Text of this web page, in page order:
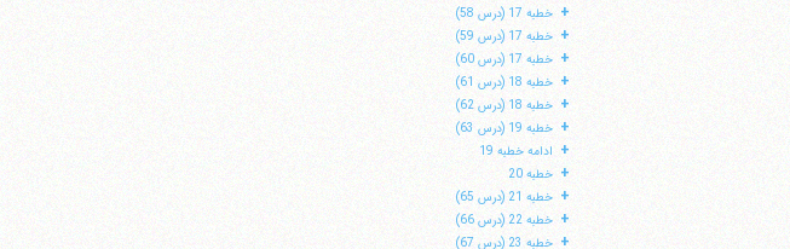
+ خطبه 17 (درس 58)
+ خطبه 17 (درس 59)
+ خطبه 17 (درس 60)
+ خطبه 18 (درس 61)
+ خطبه 18 (درس 62)
+ خطبه 19 (درس 63)
+ ادامه خطبه 19
+ خطبه 20
+ خطبه 21 (درس 65)
+ خطبه 22 (درس 66)
+ خطبه 23 (درس 67)